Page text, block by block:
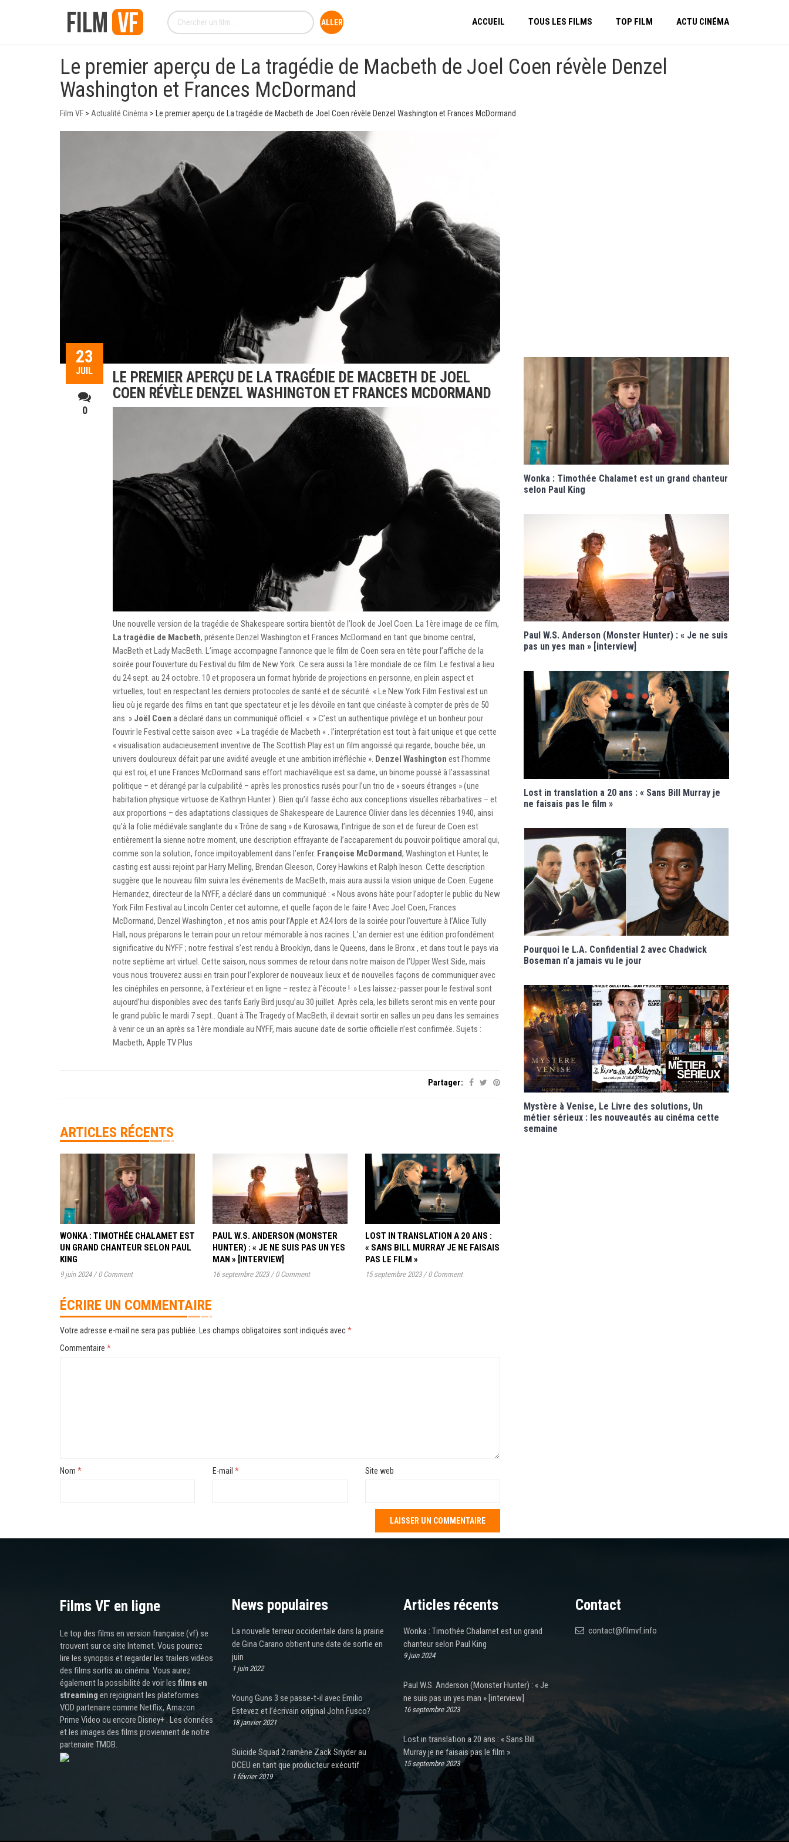
ACCUEIL TOUS LES FILMS TOP FILM ACTU CINÉMA
Le premier aperçu de La tragédie de Macbeth de Joel Coen révèle Denzel
Washington et Frances McDormand
Film VF > Actualité Cinéma > Le premier aperçu de La tragédie de Macbeth de Joel Coen révèle Denzel Washington et Frances McDormand
23
JUIL
0
LE PREMIER APERÇU DE LA TRAGÉDIE DE MACBETH DE JOEL
COEN RÉVÈLE DENZEL WASHINGTON ET FRANCES MCDORMAND
Une nouvelle version de la tragédie de Shakespeare sortira bientôt de l’look de Joel Coen. La 1ère image de ce film,
La tragédie de Macbeth, présente Denzel Washington et Frances McDormand en tant que binome central,
MacBeth et Lady MacBeth. L’image accompagne l’annonce que le film de Coen sera en tête pour l’affiche de la
soirée pour l’ouverture du Festival du film de New York. Ce sera aussi la 1ère mondiale de ce film. Le festival a lieu
du 24 sept. au 24 octobre. 10 et proposera un format hybride de projections en personne, en plein aspect et
virtuelles, tout en respectant les derniers protocoles de santé et de sécurité. « Le New York Film Festival est un
lieu où je regarde des films en tant que spectateur et je les dévoile en tant que cinéaste à compter de près de 50
ans. » Joël Coen a déclaré dans un communiqué officiel. « » C’est un authentique privilège et un bonheur pour
l’ouvrir le Festival cette saison avec » La tragédie de Macbeth « . l’interprétation est tout à fait unique et que cette
« visualisation audacieusement inventive de The Scottish Play est un film angoissé qui regarde, bouche bée, un
univers douloureux défait par une avidité aveugle et une ambition irréfléchie ». Denzel Washington est l’homme
qui est roi, et une Frances McDormand sans effort machiavélique est sa dame, un binome poussé à l’assassinat
politique – et dérangé par la culpabilité – après les pronostics rusés pour l’un trio de « soeurs étranges » (une
habitation physique virtuose de Kathryn Hunter ). Bien qu’il fasse écho aux conceptions visuelles rébarbatives – et
aux proportions – des adaptations classiques de Shakespeare de Laurence Olivier dans les décennies 1940, ainsi
qu’à la folie médiévale sanglante du « Trône de sang » de Kurosawa, l’intrigue de son et de fureur de Coen est
entièrement la sienne notre moment, une description effrayante de l’accaparement du pouvoir politique amoral qui,
comme son la solution, fonce impitoyablement dans l’enfer. Françoise McDormand, Washington et Hunter, le
casting est aussi rejoint par Harry Melling, Brendan Gleeson, Corey Hawkins et Ralph Ineson. Cette description
suggère que le nouveau film suivra les événements de MacBeth, mais aura aussi la vision unique de Coen. Eugene
Hernandez, directeur de la NYFF, a déclaré dans un communiqué : « Nous avons hâte pour l’adopter le public du New
York Film Festival au Lincoln Center cet automne, et quelle façon de le faire ! Avec Joel Coen, Frances
McDormand, Denzel Washington , et nos amis pour l’Apple et A24 lors de la soirée pour l’ouverture à l’Alice Tully
Hall, nous préparons le terrain pour un retour mémorable à nos racines. L’an dernier est une édition profondément
significative du NYFF ; notre festival s’est rendu à Brooklyn, dans le Queens, dans le Bronx , et dans tout le pays via
notre septième art virtuel. Cette saison, nous sommes de retour dans notre maison de l’Upper West Side, mais
vous nous trouverez aussi en train pour l’explorer de nouveaux lieux et de nouvelles façons de communiquer avec
les cinéphiles en personne, à l’extérieur et en ligne – restez à l’écoute ! » Les laissez-passer pour le festival sont
aujourd’hui disponibles avec des tarifs Early Bird jusqu’au 30 juillet. Après cela, les billets seront mis en vente pour
le grand public le mardi 7 sept.. Quant à The Tragedy of MacBeth, il devrait sortir en salles un peu dans les semaines
à venir ce un an après sa 1ère mondiale au NYFF, mais aucune date de sortie officielle n’est confirmée. Sujets :
Macbeth, Apple TV Plus
Partager:
ARTICLES RÉCENTS
WONKA : TIMOTHÉE CHALAMET EST
UN GRAND CHANTEUR SELON PAUL
KING
9 juin 2024 / 0 Comment
PAUL W.S. ANDERSON (MONSTER
HUNTER) : « JE NE SUIS PAS UN YES
MAN » [INTERVIEW]
16 septembre 2023 / 0 Comment
LOST IN TRANSLATION A 20 ANS :
« SANS BILL MURRAY JE NE FAISAIS
PAS LE FILM »
15 septembre 2023 / 0 Comment
ÉCRIRE UN COMMENTAIRE
Votre adresse e-mail ne sera pas publiée. Les champs obligatoires sont indiqués avec*
Commentaire *
Nom * E-mail * Site web
Wonka : Timothée Chalamet est un grand chanteur
selon Paul King
Paul W.S. Anderson (Monster Hunter) : « Je ne suis
pas un yes man » [interview]
Lost in translation a 20 ans : « Sans Bill Murray je
ne faisais pas le film »
Pourquoi le L.A. Confidential 2 avec Chadwick
Boseman n’a jamais vu le jour
Mystère à Venise, Le Livre des solutions, Un
métier sérieux : les nouveautés au cinéma cette
semaine
Films VF en ligne
Le top des films en version française (vf) se
trouvent sur ce site Internet. Vous pourrez
lire les synopsis et regarder les trailers vidéos
des films sortis au cinéma. Vous aurez
également la possibilité de voir les films en
streaming en rejoignant les plateformes
VOD partenaire comme Netflix, Amazon
Prime Video ou encore Disney+ . Les données
et les images des films proviennent de notre
partenaire TMDB.
News populaires
La nouvelle terreur occidentale dans la prairie
de Gina Carano obtient une date de sortie en
juin
1 juin 2022
Young Guns 3 se passe-t-il avec Emilio
Estevez et l’écrivain original John Fusco?
18 janvier 2021
Suicide Squad 2 ramène Zack Snyder au
DCEU en tant que producteur exécutif
1 février 2019
Articles récents
Wonka : Timothée Chalamet est un grand
chanteur selon Paul King
9 juin 2024
Paul W.S. Anderson (Monster Hunter) : « Je
ne suis pas un yes man » [interview]
16 septembre 2023
Lost in translation a 20 ans : « Sans Bill
Murray je ne faisais pas le film »
15 septembre 2023
Contact
contact@filmvf.info